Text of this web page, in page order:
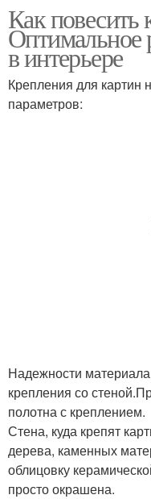
Как повесить
Оптимальное
в интерьере
Крепления для картин
параметров:
Надежности
крепления со
полотна с креплением.
Стена, куда крепят
дерева, каменных
облицовку
просто окрашена.